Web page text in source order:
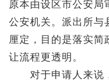
原本由设区市公安局
公安机关。派出所与
厘定，目的是落实简
让流程更透明。
对于申请人来说，